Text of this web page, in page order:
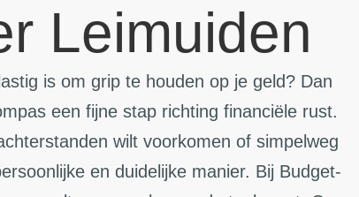
Leimuiden
is om grip te houden op je geld? Dan
een fijne stap richting financiële rust.
wilt voorkomen of simpelweg
en duidelijke manier. Bij Budget-